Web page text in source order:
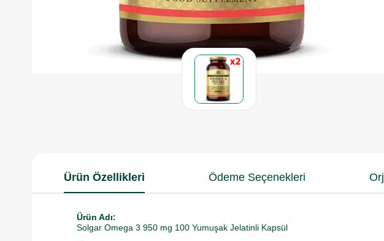
Ürün Özellikleri Ödeme Seçenekleri
Ürün Adı:
Solgar Omega 3 950 mg 100 Yumuşak Jelatinli Kapsül